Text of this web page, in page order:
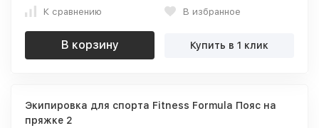
К сравнению В избранное
В корзину Купить в 1 клик
Экипировка для спорта Fitness Formula Пояс на
пряжке 2